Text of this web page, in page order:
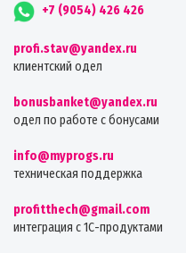
+7 (9054) 426 426
profi.stav@yandex.ru
клиентский одел
bonusbanket@yandex.ru
одел по работе с бонусами
info@myprogs.ru
техническая поддержка
profitthech@gmail.com
интеграция с 1С-продуктами